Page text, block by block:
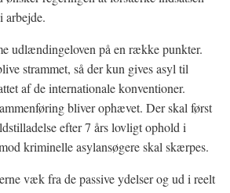
arbejde.
udlændingeloven på en række punkter.
strammet, så der kun gives asyl til
af de internationale konventioner.
bliver ophævet. Der skal først
efter 7 års lovligt ophold i
kriminelle asylansøgere skal skærpes.
væk fra de passive ydelser og ud i reelt